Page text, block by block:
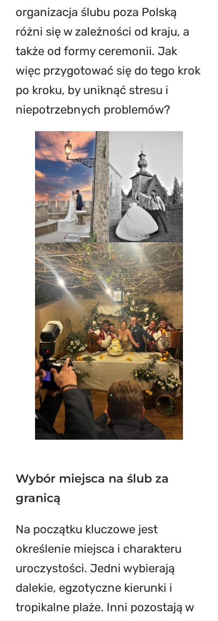
organizacja ślubu poza Polską
różni się w zależności od kraju, a
także od formy ceremonii. Jak
więc przygotować się do tego krok
po kroku, by uniknąć stresu i
niepotrzebnych problemów?
Wybór miejsca na ślub za
granicą
Na początku kluczowe jest
określenie miejsca i charakteru
uroczystości. Jedni wybierają
dalekie, egzotyczne kierunki i
tropikalne plaże. Inni pozostają w